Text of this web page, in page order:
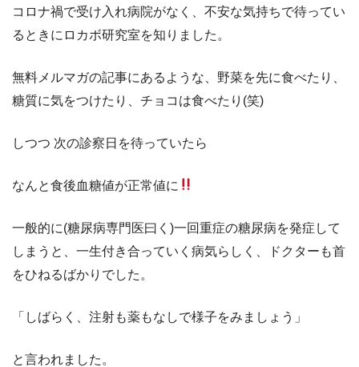
コロナ禍で受け入れ病院がなく、不安な気持ちで待ってい
るときにロカボ研究室を知りました。
無料メルマガの記事にあるような、野菜を先に食べたり、
糖質に気をつけたり、チョコは食べたり(笑)
しつつ 次の診察日を待っていたら
なんと食後血糖値が正常値に
一般的に(糖尿病専門医曰く)一回重症の糖尿病を発症して
しまうと、一生付き合っていく病気らしく、ドクターも首
をひねるばかりでした。
「しばらく、注射も薬もなしで様子をみましょう」
と言われました。